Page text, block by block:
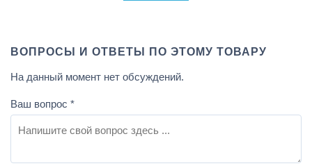
ВОПРОСЫ И ОТВЕТЫ ПО ЭТОМУ ТОВАРУ
На данный момент нет обсуждений.
Ваш вопрос *